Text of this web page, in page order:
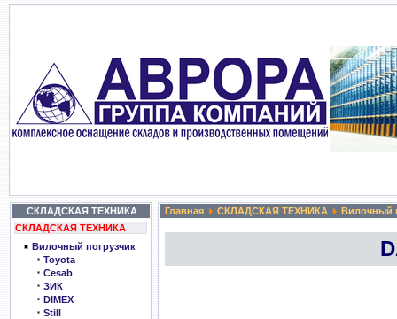
СКЛАДСКАЯ ТЕХНИКА
СКЛАДСКАЯ ТЕХНИКА
Вилочный погрузчик
Toyota
Cesab
ЗИК
DIMEX
Still
Главная СКЛАДСКАЯ ТЕХНИКА Вилочный